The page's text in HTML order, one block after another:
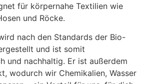
für körpernahe Textilien wie
und Röcke.
nach den Standards der Bio-
und ist somit
und nachhaltig. Er ist außerdem
wodurch wir Chemikalien, Wasser